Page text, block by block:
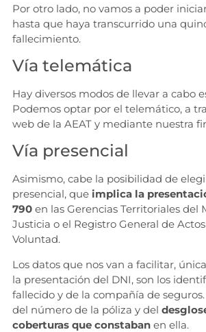
Por otro lado, no vamos a poder
hasta que haya transcurrido una
fallecimiento.
Vía telemática
Hay diversos modos de llevar a cabo
Podemos optar por el telemático, a
web de la AEAT y mediante nuestra
Vía presencial
Asimismo, cabe la posibilidad de
presencial, que implica la
790en las Gerencias Territoriales del
Justicia o el Registro General de
Voluntad.
Los datos que nos van a facilitar,
la presentación del DNI, son los
fallecido y de la compañía de
del número de la póliza y del
coberturas que constabanen ella.